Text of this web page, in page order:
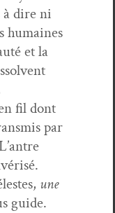
à dire ni
humaines
et la
fil dont
par
une
guide.